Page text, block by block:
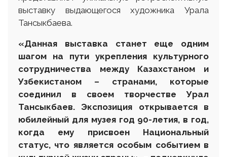
выставку выдающегося художника Урала
Тансыкбаева.
«Данная выставка станет еще одним
шагом на пути укрепления культурного
сотрудничества между Казахстаном и
Узбекистаном – странами, которые
соединил в своем творчестве Урал
Тансыкбаев. Экспозиция открывается в
юбилейный для музея год 90-летия, в год,
когда ему присвоен Национальный
статус, что является особым событием в